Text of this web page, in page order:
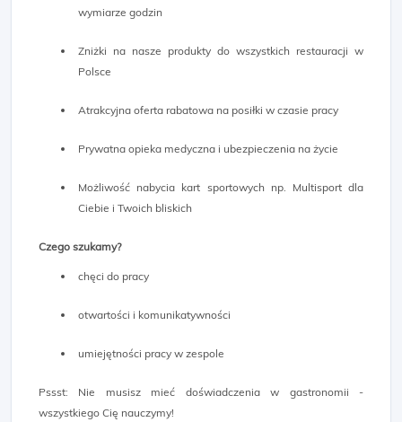
wymiarze godzin
Zniżki na nasze produkty do wszystkich restauracji w
Polsce
Atrakcyjna oferta rabatowa na posiłki w czasie pracy
Prywatna opieka medyczna i ubezpieczenia na życie
Możliwość nabycia kart sportowych np. Multisport dla
Ciebie i Twoich bliskich
Czego szukamy?
chęci do pracy
otwartości i komunikatywności
umiejętności pracy w zespole
Pssst: Nie musisz mieć doświadczenia w gastronomii -
wszystkiego Cię nauczymy!